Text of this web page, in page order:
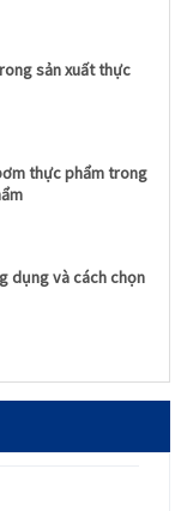
sản xuất thực
thực phẩm trong
dụng và cách chọn